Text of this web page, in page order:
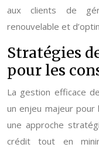
aux clients de
renouvelable et
Stratégies
pour les
La gestion efficace
un enjeu majeur pour
une approche
crédit tout en